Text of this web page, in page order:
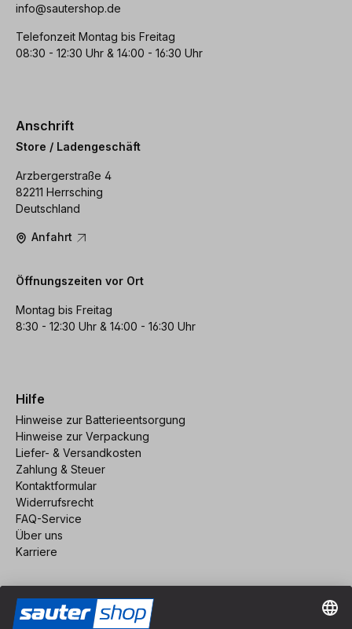
info@sautershop.de
Telefonzeit Montag bis Freitag
08:30 - 12:30 Uhr & 14:00 - 16:30 Uhr
Anschrift
Store / Ladengeschäft
Arzbergerstraße 4
82211 Herrsching
Deutschland
Anfahrt
Öffnungszeiten vor Ort
Montag bis Freitag
8:30 - 12:30 Uhr & 14:00 - 16:30 Uhr
Hilfe
Hinweise zur Batterieentsorgung
Hinweise zur Verpackung
Liefer- & Versandkosten
Zahlung & Steuer
Kontaktformular
Widerrufsrecht
FAQ-Service
Über uns
Karriere